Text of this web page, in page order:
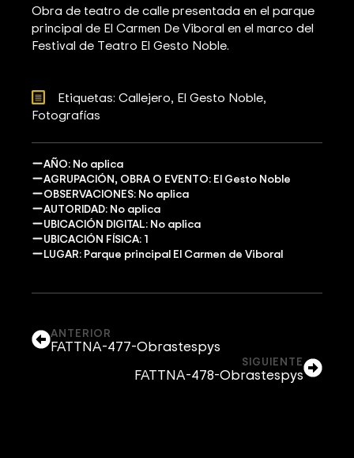
Obra de teatro de calle presentada en el parque
principal de El Carmen De Viboral en el marco del
Festival de Teatro El Gesto Noble.
Etiquetas: Callejero El Gesto Noble
Fotografías
AÑO: No aplica
AGRUPACIÓN, OBRA O EVENTO: El Gesto Noble
OBSERVACIONES: No aplica
AUTORIDAD: No aplica
UBICACIÓN DIGITAL: No aplica
UBICACIÓN FÍSICA: 1
LUGAR: Parque principal El Carmen de Viboral
ANTERIOR
FATTNA-477-Obrastespys
SIGUIENTE
FATTNA-478-Obrastespys